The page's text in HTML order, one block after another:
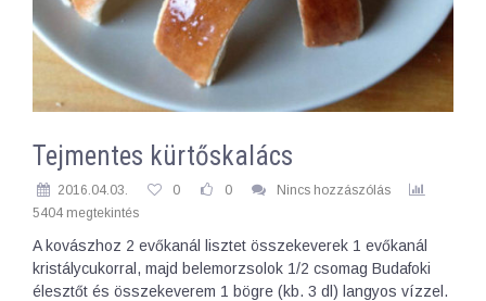
Tejmentes kürtőskalács
2016.04.03. 0 0
Nincs hozzászólás
5404 megtekintés
A kovászhoz 2 evőkanál lisztet összekeverek 1 evőkanál
kristálycukorral, majd belemorzsolok 1/2 csomag Budafoki
élesztőt és összekeverem 1 bögre (kb. 3 dl) langyos vízzel.